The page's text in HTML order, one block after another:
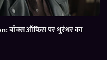
बॉक्स ऑफिस पर धुरंधर का